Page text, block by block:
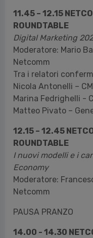
11.45 – 12.15
ROUNDTABLE
Digital Marketing
Moderatore: Mario
Netcomm
Tra i relatori
Nicola Antonelli –
Marina Fedrighelli -
Matteo Pivato –
12.15 – 12.45
ROUNDTABLE
I nuovi modelli e i
Economy
Moderatore:
Netcomm
PAUSA PRANZO
14.00 - 14.30